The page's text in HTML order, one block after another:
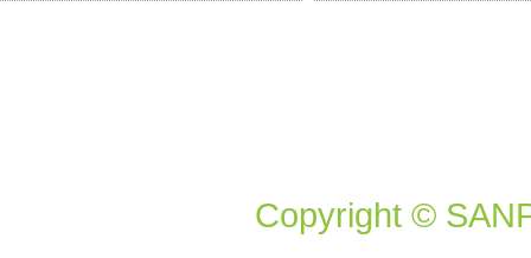
Copyright ©